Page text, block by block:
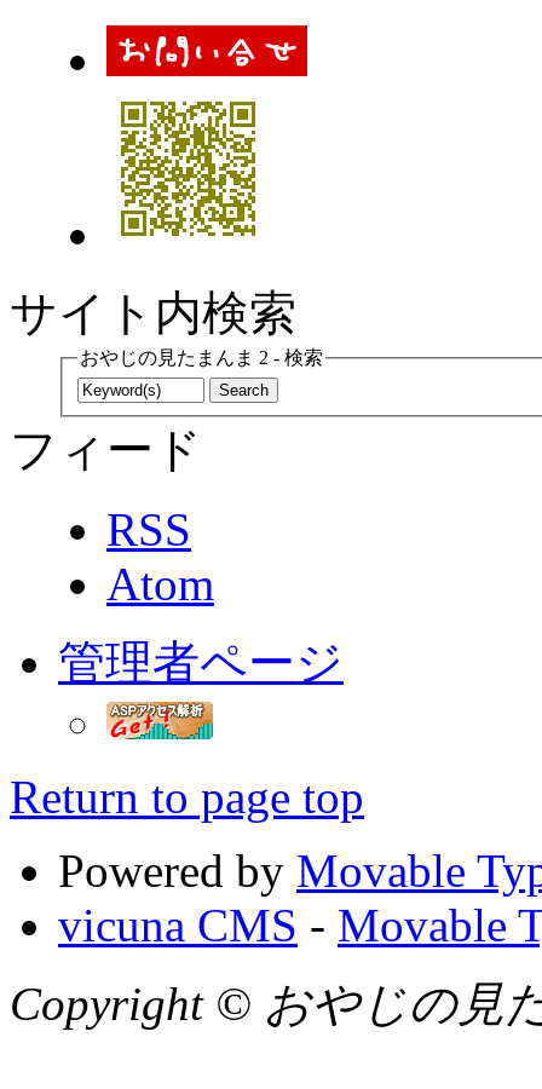
サイト内検索
おやじの見たまんま 2 - 検索
フィード
RSS
Atom
管理者ページ
Return to page top
Powered by Movable
vicuna CMS - Movable
Copyright © おやじの見